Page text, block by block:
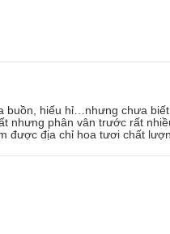
buồn, hiếu hỉ…nhưng chưa
nhưng phân vân trước rất
được địa chỉ hoa tươi chất